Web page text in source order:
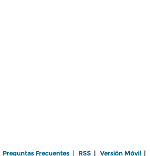
Preguntas Frecuentes RSS Versión Móvil